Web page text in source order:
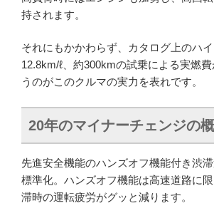
持されます。
それにもかかわらず、カタログ上のハ
12.8km/ℓ、約300kmの試乗による実燃費
うのがこのクルマの実力を表れです。
20年のマイナーチェンジの
先進安全機能のハンズオフ機能付き渋
標準化。ハンズオフ機能は高速道路に
滞時の運転疲労がグッと減ります。